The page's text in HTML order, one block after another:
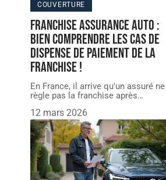
COUVERTURE
Franchise assurance auto :
bien comprendre les cas de
dispense de paiement de la
franchise !
En France, il arrive qu'un assuré ne
règle pas la franchise après…
12 mars 2026